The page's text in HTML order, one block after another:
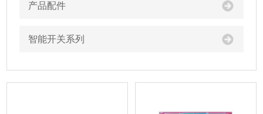
产品配件
智能开关系列